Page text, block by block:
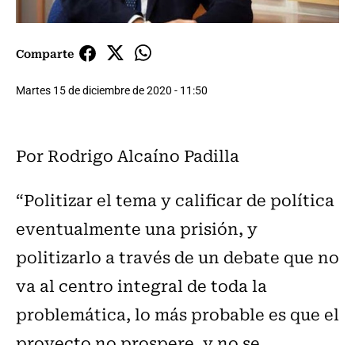
Comparte
Martes 15 de diciembre de 2020 - 11:50
Por Rodrigo Alcaíno Padilla
“Politizar el tema y calificar de política
eventualmente una prisión, y
politizarlo a través de un debate que no
va al centro integral de toda la
problemática, lo más probable es que el